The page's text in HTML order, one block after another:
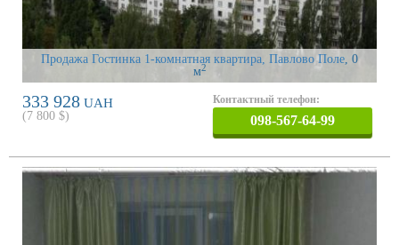
Продажа Гостинка 1-комнатная квартира, Павлово Поле, 0
м2
333 928 UAH
(7 800 $)
Контактный телефон:
098-567-64-99